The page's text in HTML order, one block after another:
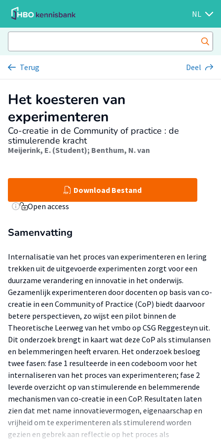
NL
Terug Deel
Het koesteren van
experimenteren
Co-creatie in de Community of practice : de
stimulerende kracht
Meijerink, E. (Student); Benthum, N. van
Download Bestand
Open access
Samenvatting
Internalisatie van het proces van experimenteren en lering
trekken uit de uitgevoerde experimenten zorgt voor een
duurzame verandering en innovatie in het onderwijs.
Gezamenlijk experimenteren door docenten op basis van co-
creatie in een Community of Practice (CoP) biedt daarvoor
betere perspectieven, zo wijst een pilot binnen de
Theoretische Leerweg van het vmbo op CSG Reggesteyn uit.
Dit onderzoek brengt in kaart wat deze CoP als stimulansen
en belemmeringen heeft ervaren. Het onderzoek besloeg
twee fasen: fase 1 resulteerde in een codeboom voor het
internaliseren van het proces van experimenteren; fase 2
leverde overzicht op van stimulerende en belemmerende
mechanismen van co-creatie in een CoP. Resultaten laten
zien dat met name innovatievermogen, eigenaarschap en
vrijheid om te experimenteren als stimulerend worden
gezien en gebrek aan reflectie op het proces als